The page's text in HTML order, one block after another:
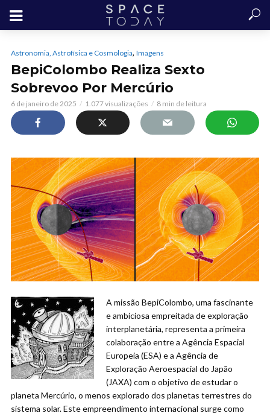
Astronomia, Astrofísica e Cosmologia, Imagens
BepiColombo Realiza Sexto
Sobrevoo Por Mercúrio
6 de janeiro de 2025 1.077 visualizações 8 min de leitura
A missão BepiColombo, uma fascinante
e ambiciosa empreitada de exploração
interplanetária, representa a primeira
colaboração entre a Agência Espacial
Europeia (ESA) e a Agência de
Exploração Aeroespacial do Japão
(JAXA) com o objetivo de estudar o
planeta Mercúrio, o menos explorado dos planetas terrestres do
sistema solar. Este empreendimento internacional surge como